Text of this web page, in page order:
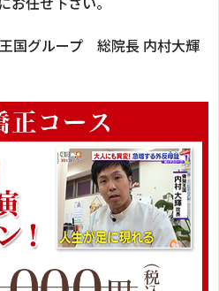
国グループ 総院長 内村大輝